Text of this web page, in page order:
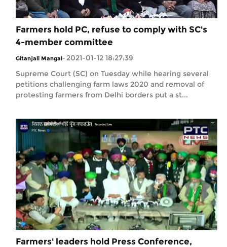
Farmers hold PC, refuse to comply with SC's
4-member committee
Gitanjali Mangal- 2021-01-12 18:27:39
Supreme Court (SC) on Tuesday while hearing several
petitions challenging farm laws 2020 and removal of
protesting farmers from Delhi borders put a st...
Farmers' leaders hold Press Conference,